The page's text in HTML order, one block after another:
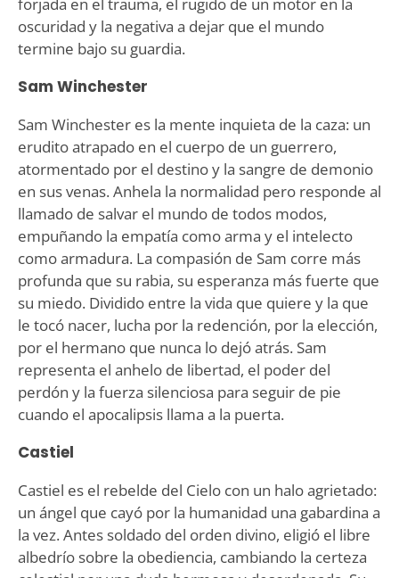
oscuridad y la negativa a dejar que el mundo
termine bajo su guardia.
Sam Winchester
Sam Winchester es la mente inquieta de la caza: un
erudito atrapado en el cuerpo de un guerrero,
atormentado por el destino y la sangre de demonio
en sus venas. Anhela la normalidad pero responde al
llamado de salvar el mundo de todos modos,
empuñando la empatía como arma y el intelecto
como armadura. La compasión de Sam corre más
profunda que su rabia, su esperanza más fuerte que
su miedo. Dividido entre la vida que quiere y la que
le tocó nacer, lucha por la redención, por la elección,
por el hermano que nunca lo dejó atrás. Sam
representa el anhelo de libertad, el poder del
perdón y la fuerza silenciosa para seguir de pie
cuando el apocalipsis llama a la puerta.
Castiel
Castiel es el rebelde del Cielo con un halo agrietado:
un ángel que cayó por la humanidad una gabardina a
la vez. Antes soldado del orden divino, eligió el libre
albedrío sobre la obediencia, cambiando la certeza